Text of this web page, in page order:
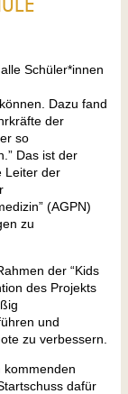
Schüler*innen
Dazu fand
der
so
Das ist der
Leiter der
(AGPN)
zu
der “Kids
des Projekts
und
zu verbessern.
kommenden
dafür